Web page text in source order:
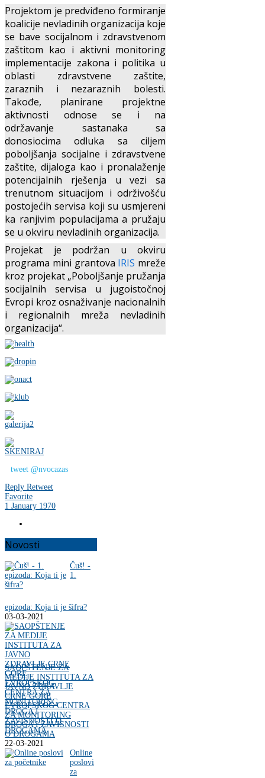
Projektom je predviđeno formiranje
koalicije nevladinih organizacija koje
se bave socijalnom i zdravstvenom
zaštitom kao i aktivni monitoring
implementacije zakona i politika u
oblasti zdravstvene zaštite,
zaraznih i nezaraznih bolesti.
Takođe, planirane projektne
aktivnosti odnose se i na
održavanje sastanaka sa
donosiocima odluka sa ciljem
poboljšanja socijalne i zdravstvene
zaštite, dijaloga kao i pronalaženje
potencijalnih rješenja u vezi sa
trenutnom situacijom i održivošću
postojećih servisa koji su usmjereni
ka ranjivim populacijama a pružaju
se u okviru nevladinih organizacija.
Projekat je podržan u okviru
programa mini grantova IRIS mreže
kroz projekat „Poboljšanje pružanja
socijalnih servisa u jugoistočnoj
Evropi kroz osnaživanje nacionalnih
i regionalnih mreža nevladinih
organizacija“.
tweet @nvocazas
Reply Retweet
Favorite
1 January 1970
Novosti
Čuš! -
1.
epizoda: Koja ti je šifra?
03-03-2021
SAOPŠTENJE ZA
MEDIJE INSTITUTA ZA
JAVNO ZDRAVLJE
CRNE GORE
EVROPSKOG CENTRA
ZA MONITORING
DROGA I ZAVISNOSTI
O DROGAMA
22-03-2021
Online
poslovi
za